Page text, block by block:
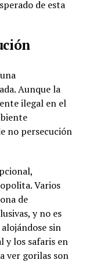
de esta
Aunque la
ilegal en el
no persecución
Varios
de
y no es
sin
y los safaris en
ver gorilas son